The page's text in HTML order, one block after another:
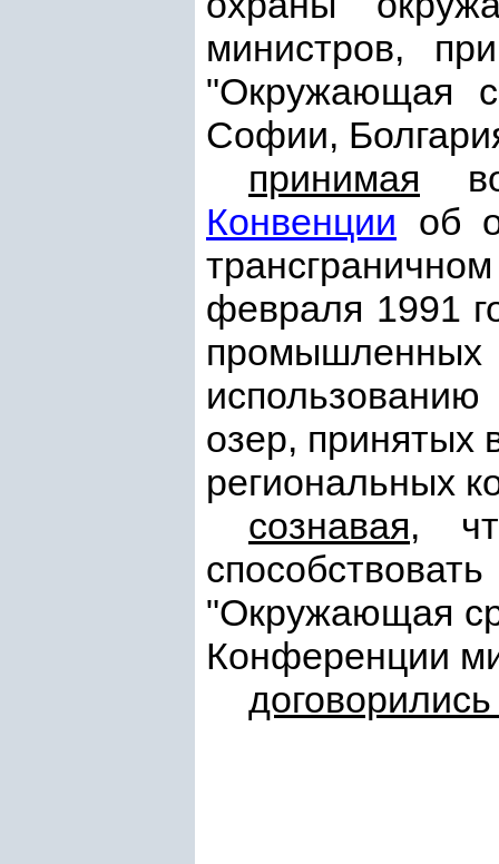
министров,
"Окружающая
Софии,
принимая
Конвенции об
февраля 1991
озер, принятых
региональных
сознавая,
"Окружающая
Конференции